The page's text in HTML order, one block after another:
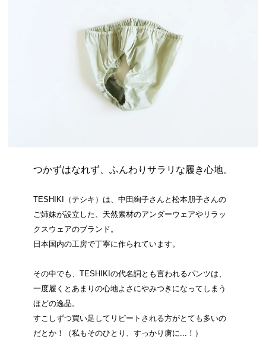
つかずはなれず、ふんわりサラリな履き心地。
TESHIKI（テシキ）は、中田絢子さんと松本朋子さんの
ご姉妹が設立した、天然素材のアンダーウェアやリラッ
クスウェアのブランド。
日本国内の工房で丁寧に作られています。
その中でも、TESHIKIの代名詞とも言われるパンツは、
一度履くとあまりの心地よさにやみつきになってしまう
ほどの逸品。
すこしずつ買い足してリピートされる方がとても多いの
だとか！（私もそのひとり、すっかり虜に...！）